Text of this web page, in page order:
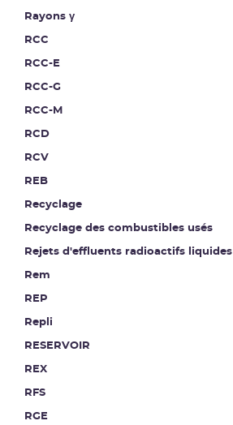
Rayons γ
RCC
RCC-E
RCC-G
RCC-M
RCD
RCV
REB
Recyclage
Recyclage des combustibles usés
Rejets d'effluents radioactifs liquides
Rem
REP
Repli
RESERVOIR
REX
RFS
RGE